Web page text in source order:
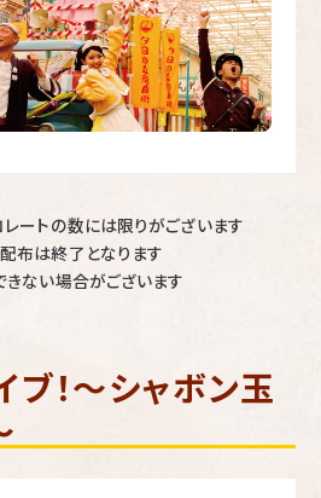
ートの数には限りがございます
布は終了となります
きない場合がございます
！～シャボン玉